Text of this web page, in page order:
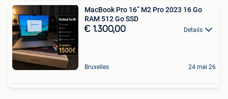
MacBook Pro 16” M2 Pro 2023 16 Go
RAM 512 Go SSD
€ 1.300,00 Details
Bruxelles 24 mei 26